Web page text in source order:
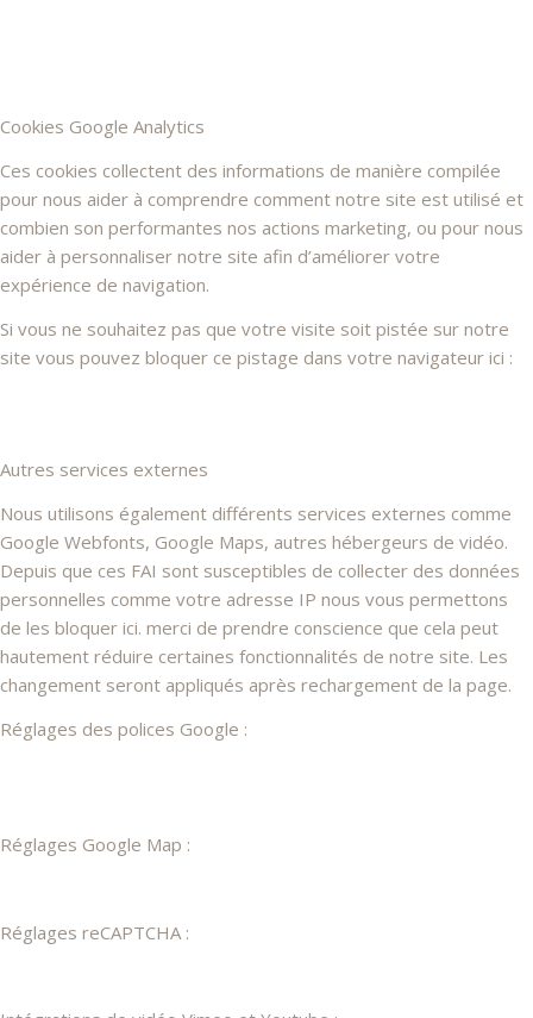
Cookies Google Analytics
Ces cookies collectent des informations de manière compilée
pour nous aider à comprendre comment notre site est utilisé et
combien son performantes nos actions marketing, ou pour nous
aider à personnaliser notre site afin d’améliorer votre
expérience de navigation.
Si vous ne souhaitez pas que votre visite soit pistée sur notre
site vous pouvez bloquer ce pistage dans votre navigateur ici :
Autres services externes
Nous utilisons également différents services externes comme
Google Webfonts, Google Maps, autres hébergeurs de vidéo.
Depuis que ces FAI sont susceptibles de collecter des données
personnelles comme votre adresse IP nous vous permettons
de les bloquer ici. merci de prendre conscience que cela peut
hautement réduire certaines fonctionnalités de notre site. Les
changement seront appliqués après rechargement de la page.
Réglages des polices Google :
Réglages Google Map :
Réglages reCAPTCHA :